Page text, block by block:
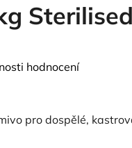
Sterilised
hodnocení
pro dospělé,